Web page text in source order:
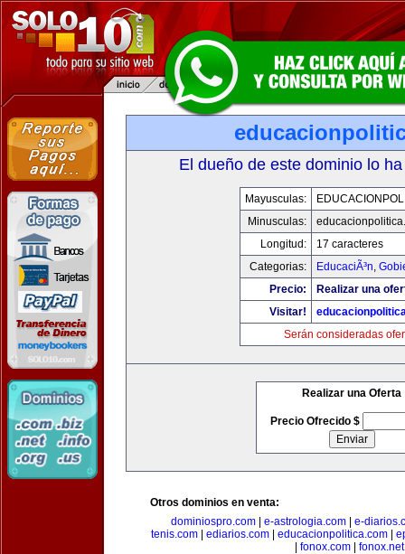
El dueño de este dominio lo
Mayusculas:
Minusculas:
Longitud:
17 caracteres
Categorias:
EducaciÃ³n,
Precio:
Realizar una
Visitar!
Serán consideradas
Realizar una Oferta
Precio Ofrecido $
Otros dominios en venta:
dominiospro.com
e-astrologia.com
e-
tenis.com
ediarios.com educacionpolitica.com
fonox.com| fonox.net